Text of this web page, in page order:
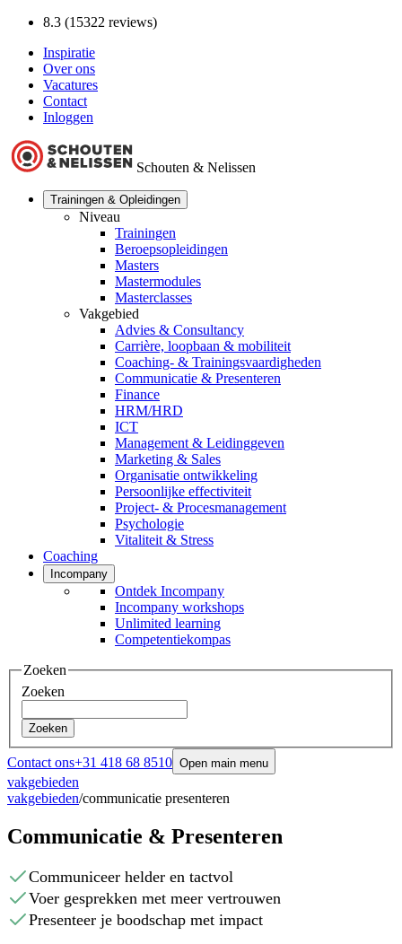
8.3 (15322 reviews)
Inspiratie
Over ons
Vacatures
Contact
Inloggen
Schouten & Nelissen
Trainingen & Opleidingen
Niveau
Trainingen
Beroepsopleidingen
Masters
Mastermodules
Masterclasses
Vakgebied
Advies & Consultancy
Carrière, loopbaan & mobiliteit
Coaching- & Trainingsvaardigheden
Communicatie & Presenteren
Finance
HRM/HRD
ICT
Management & Leidinggeven
Marketing & Sales
Organisatie ontwikkeling
Persoonlijke effectiviteit
Project- & Procesmanagement
Psychologie
Vitaliteit & Stress
Coaching
Incompany
Ontdek Incompany
Incompany workshops
Unlimited learning
Competentiekompas
Zoeken
Zoeken
Zoeken
Contact ons+31 418 68 8510 Open main menu
vakgebieden
vakgebieden/communicatie presenteren
Communicatie & Presenteren
Communiceer helder en tactvol
Voer gesprekken met meer vertrouwen
Presenteer je boodschap met impact